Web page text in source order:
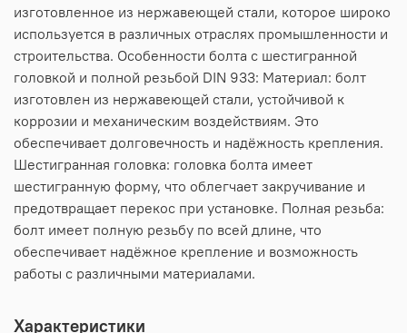
изготовленное из нержавеющей стали, которое широко
используется в различных отраслях промышленности и
строительства. Особенности болта с шестигранной
головкой и полной резьбой DIN 933: Материал: болт
изготовлен из нержавеющей стали, устойчивой к
коррозии и механическим воздействиям. Это
обеспечивает долговечность и надёжность крепления.
Шестигранная головка: головка болта имеет
шестигранную форму, что облегчает закручивание и
предотвращает перекос при установке. Полная резьба:
болт имеет полную резьбу по всей длине, что
обеспечивает надёжное крепление и возможность
работы с различными материалами.
Характеристики